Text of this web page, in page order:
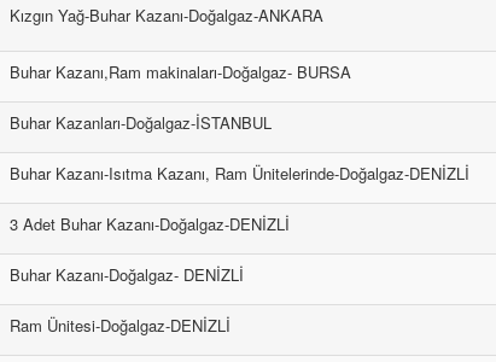
Kızgın Yağ-Buhar Kazanı-Doğalgaz-ANKARA
Buhar Kazanı,Ram makinaları-Doğalgaz- BURSA
Buhar Kazanları-Doğalgaz-İSTANBUL
Buhar Kazanı-Isıtma Kazanı, Ram Ünitelerinde-Doğalgaz-DENİZLİ
3 Adet Buhar Kazanı-Doğalgaz-DENİZLİ
Buhar Kazanı-Doğalgaz- DENİZLİ
Ram Ünitesi-Doğalgaz-DENİZLİ